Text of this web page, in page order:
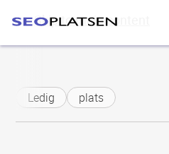
Skip to main content
Ledig plats